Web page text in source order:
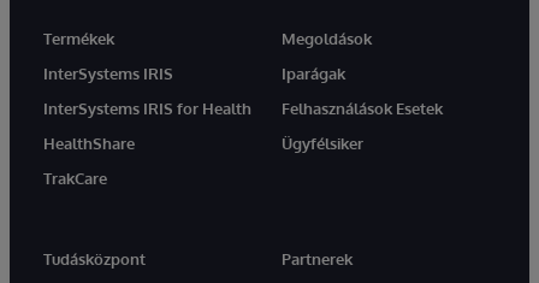
Termékek
InterSystems IRIS
InterSystems IRIS for Health
HealthShare
TrakCare
Megoldások
Iparágak
Felhasználások Esetek
Ügyfélsiker
Tudásközpont
Partnerek